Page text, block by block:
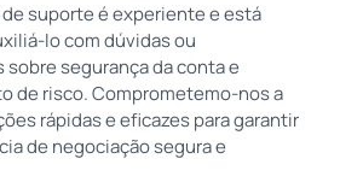
suporte é experiente e está
lo com dúvidas ou
sobre segurança da conta e
de risco. Comprometemo-nos a
rápidas e eficazes para garantir
de negociação segura e